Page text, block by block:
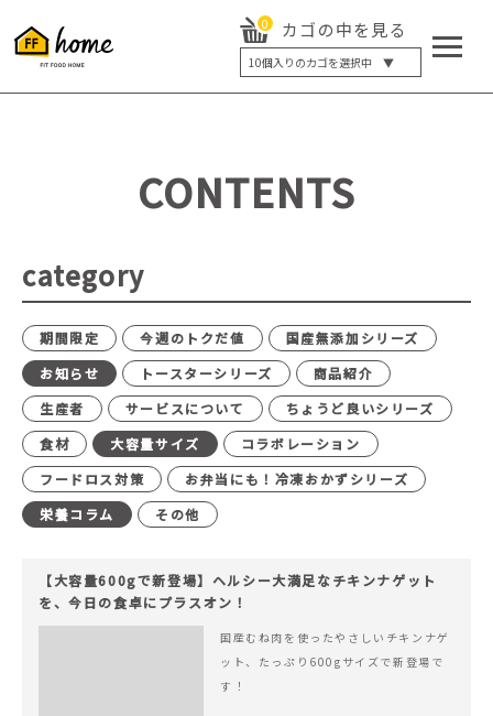
0 カゴの中を見る
10個入りのカゴを選択中 ▼
5個入り
20個入り
最大12%OFF
CONTENTS
category
期間限定 今週のトクだ値
国産無添加シリーズ
お知らせ
トースターシリーズ
商品紹介
生産者
サービスについて
ちょうど良いシリーズ
食材
大容量サイズ
コラボレーション
フードロス対策
お弁当にも！冷凍おかずシリーズ
栄養コラム
その他
【大容量600gで新登場】ヘルシー大満足なチキンナゲット
を、今日の食卓にプラスオン！
国産むね肉を使ったやさしいチキンナゲ
ット、たっぷり600gサイズで新登場で
す！